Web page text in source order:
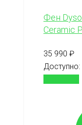
Фен
Ceramic
35 990 ₽
Доступно: